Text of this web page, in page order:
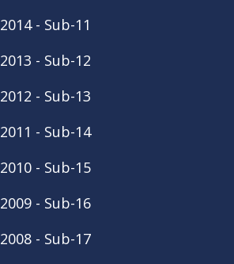
2014 - Sub-11
2013 - Sub-12
2012 - Sub-13
2011 - Sub-14
2010 - Sub-15
2009 - Sub-16
2008 - Sub-17